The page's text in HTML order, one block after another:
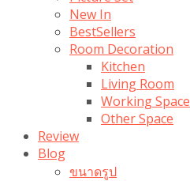
New In
BestSellers
Room Decoration
Kitchen
Living Room
Working Space
Other Space
Review
Blog
ขนาดรูป